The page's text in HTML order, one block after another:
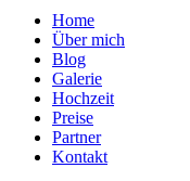
Home
Über mich
Blog
Galerie
Hochzeit
Preise
Partner
Kontakt